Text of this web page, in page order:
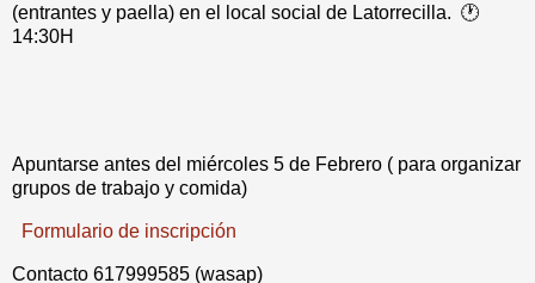
(entrantes y paella) en el local social de Latorrecilla. 🕐
14:30H
Apuntarse antes del miércoles 5 de Febrero ( para organizar
grupos de trabajo y comida)
Formulario de inscripción
Contacto 617999585 (wasap)